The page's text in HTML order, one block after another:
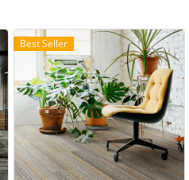
Best Seller